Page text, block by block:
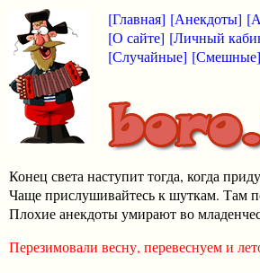
[Главная] [Анекдоты]
[О сайте] [Личный
[Случайные] [Смешные]
Конец света наступит тогда, когда
Чаще прислушивайтесь к шуткам. Там
Плохие анекдоты умирают во
Перезимовали весну, перевеснуем и